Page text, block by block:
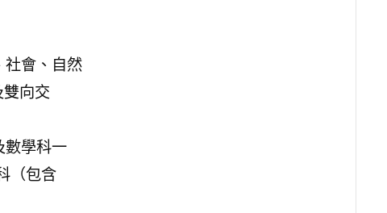
社會、自然
向交
數學科一
（包含